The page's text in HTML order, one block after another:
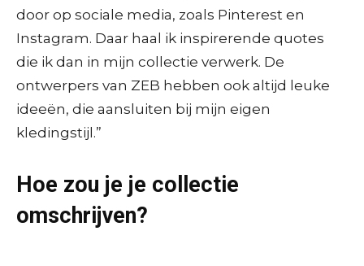
door op sociale media, zoals Pinterest en
Instagram. Daar haal ik inspirerende quotes
die ik dan in mijn collectie verwerk. De
ontwerpers van ZEB hebben ook altijd leuke
ideeën, die aansluiten bij mijn eigen
kledingstijl.”
Hoe zou je je collectie
omschrijven?